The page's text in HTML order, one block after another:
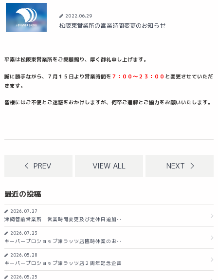
2022.06.29
松阪東営業所の営業時間変更のお知らせ
平素は松阪東営業所をご愛顧賜り、厚く御礼申し上げます。
誠に勝手ながら、７月１５日より営業時間を ７：００～２３：００ と変更させていただ
きます。
皆様にはご不便とご迷惑をおかけしますが、何卒ご理解とご協力をお願いいたします。
PREV VIEW ALL NEXT
最近の投稿
2026.07.27
津鋼管前営業所 営業時間変更及び定休日追加…
2026.07.23
キーパープロショップ津ラッツ店臨時休業のお…
2026.05.28
キーパープロショップ津ラッツ店２周年記念企画
2026.05.25